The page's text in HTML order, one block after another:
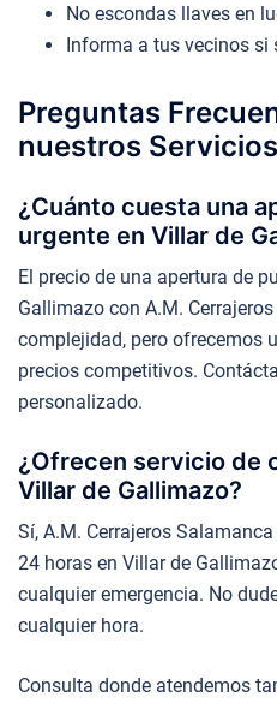
No escondas llaves en
Informa a tus vecinos si
Preguntas
nuestros Servicios
¿Cuánto cuesta una
urgente en Villar de
El precio de una apertura de
Gallimazo con A.M.
complejidad, pero ofrecemos
precios competitivos.
personalizado.
¿Ofrecen servicio de
Villar de Gallimazo?
Sí, A.M. Cerrajeros
24 horas en Villar de
cualquier emergencia. No
cualquier hora.
Consulta donde atendemos